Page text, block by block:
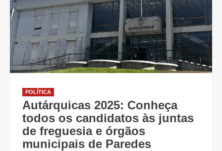
POLÍTICA
Autárquicas 2025: Conheça
todos os candidatos às juntas
de freguesia e órgãos
municipais de Paredes